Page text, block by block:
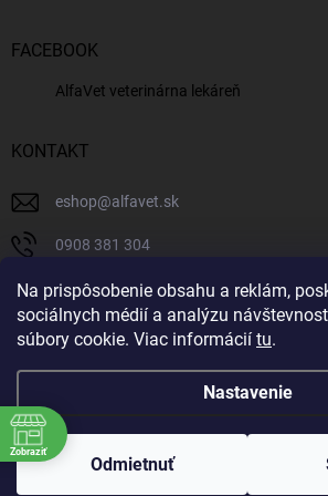
Na prispôsobenie obsahu a reklám,
sociálnych médií a analýzu
súbory cookie. Viac informácií tu.
Nastavenie
Odmietnuť
FACEBOOK
AlfaVet veterinárna lekáreň
KONTAKT
eshop@alfavet.sk
0908 381 304
0908 381 304
Facebook
Vytvoril Shoptet
Copyright 2026AlfaVet veterinárna lekáreň.
Upraviť nastavenie cookies
Zobraziť